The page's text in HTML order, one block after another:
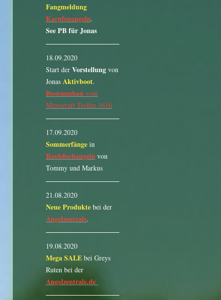
Fangmeldung
Karpfenangeln.
See PB für Jonas
18.09.2020
Start der Vorstellung von
Jonas Aktivboot.
Bootsumbau vom
Mirrocraft Troller 1616
17.09.2020
Sommerfänge in
Raubfischangeln von
Tommy und Markus
21.08.2020
Neue Produkte bei der
Angelzentrale.
19.08.2020
Mega SALE bei Greys
Ruten bei der
Angelzentrale.de